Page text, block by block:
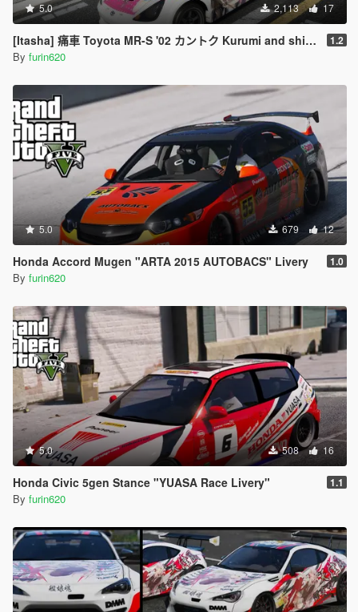
5.0 2,113 17
[Itasha] 痛車 Toyota MR-S '02 カントク Kurumi and shizuku 1.2
By furin620
5.0 679 12
Honda Accord Mugen "ARTA 2015 AUTOBACS" Livery 1.0
By furin620
5.0 508 16
Honda Civic 5gen Stance "YUASA Race Livery" 1.1
By furin620